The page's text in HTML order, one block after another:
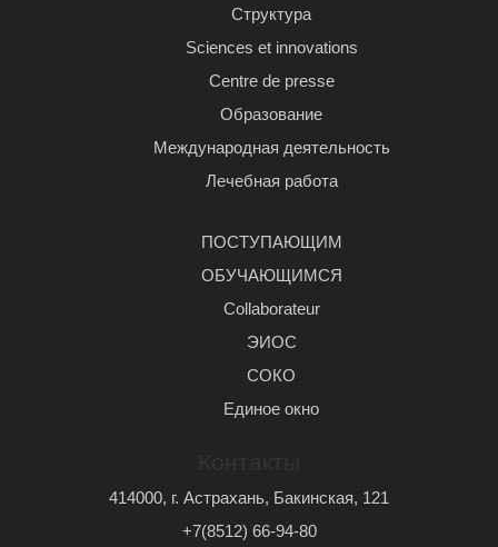
Структура
Sciences et innovations
Centre de presse
Образование
Международная деятельность
Лечебная работа
ПОСТУПАЮЩИМ
ОБУЧАЮЩИМСЯ
Сollaborateur
ЭИОС
СОКО
Единое окно
414000, г. Астрахань, Бакинская, 121
+7(8512) 66-94-80